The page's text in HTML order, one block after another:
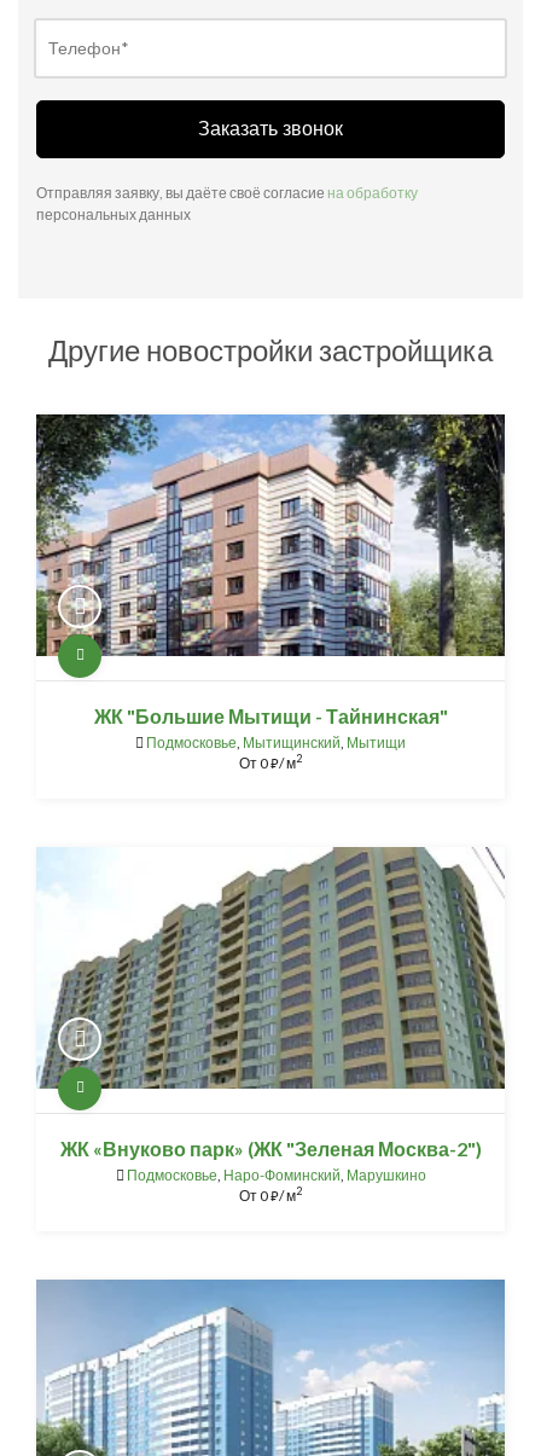
Заказать звонок
Отправляя заявку, вы даёте своё согласие на обработку
персональных данных
Другие новостройки застройщика
ЖК "Большие Мытищи - Тайнинская"
Подмосковье Мытищинский Мытищи
От0⃏/ м2
ЖК «Внуково парк» (ЖК "Зеленая Москва-2")
Подмосковье Наро-Фоминский Марушкино
От0⃏/ м2